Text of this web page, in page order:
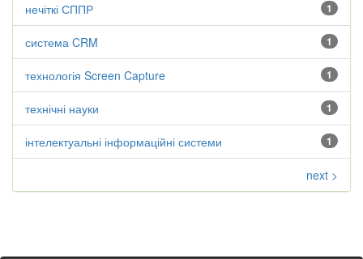
1
нечіткі СППР
1
система CRM
1
технологія Screen Capture
1
технічні науки
1
інтелектуальні інформаційні системи
next >